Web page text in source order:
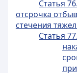
Статья
отсрочка
стечения
Статья